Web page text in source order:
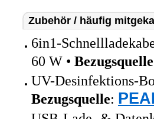
Zubehör / häufig
6in1-
60 W • Bezugsquelle
UV-Desinfektions-
Bezugsquelle: